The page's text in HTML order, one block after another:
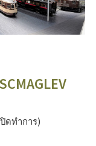
ดทำการ)